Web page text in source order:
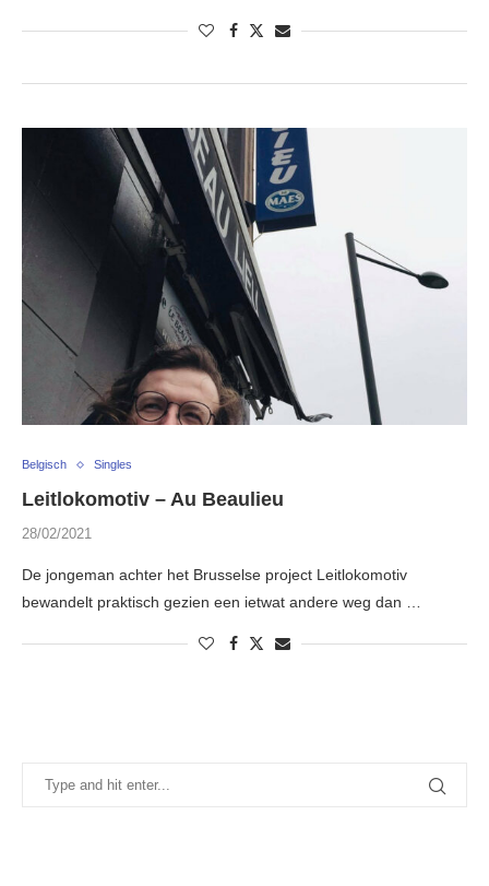
Belgisch Singles
Leitlokomotiv – Au Beaulieu
28/02/2021
De jongeman achter het Brusselse project Leitlokomotiv
bewandelt praktisch gezien een ietwat andere weg dan …